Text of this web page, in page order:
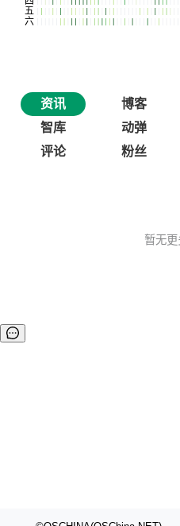
资讯 博客
智库
动弹
评论
粉丝
暂无